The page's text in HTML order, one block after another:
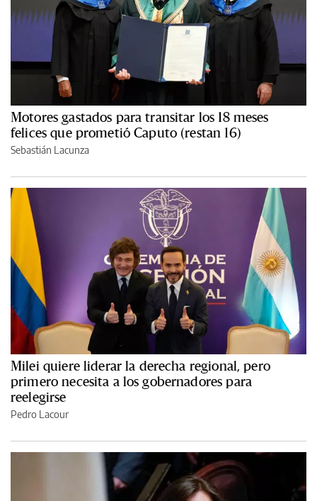
Motores gastados para transitar los 18 meses
felices que prometió Caputo (restan 16)
Sebastián Lacunza
Milei quiere liderar la derecha regional, pero
primero necesita a los gobernadores para
reelegirse
Pedro Lacour